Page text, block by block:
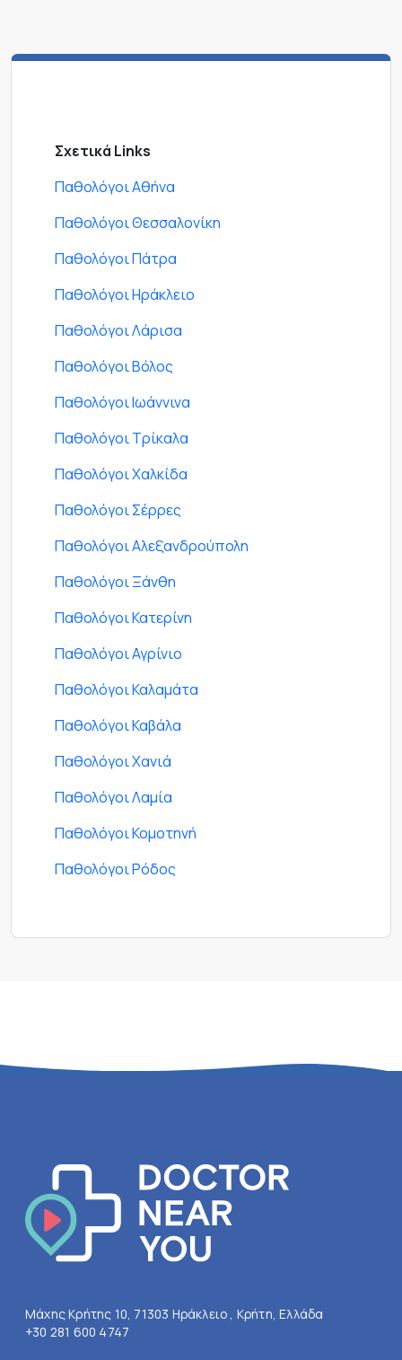
Σχετικά Links
Παθολόγοι Αθήνα
Παθολόγοι Θεσσαλονίκη
Παθολόγοι Πάτρα
Παθολόγοι Ηράκλειο
Παθολόγοι Λάρισα
Παθολόγοι Βόλος
Παθολόγοι Ιωάννινα
Παθολόγοι Τρίκαλα
Παθολόγοι Χαλκίδα
Παθολόγοι Σέρρες
Παθολόγοι Αλεξανδρούπολη
Παθολόγοι Ξάνθη
Παθολόγοι Κατερίνη
Παθολόγοι Αγρίνιο
Παθολόγοι Καλαμάτα
Παθολόγοι Καβάλα
Παθολόγοι Χανιά
Παθολόγοι Λαμία
Παθολόγοι Κομοτηνή
Παθολόγοι Ρόδος
Μάχης Κρήτης 10, 71303 Ηράκλειο , Κρήτη, Ελλάδα
+30 281 600 4747